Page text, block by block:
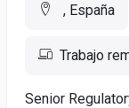
, España
Trabajo
Senior